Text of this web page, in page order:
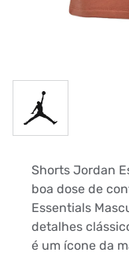
Shorts Jordan
boa dose de
Essentials
detalhes
é um ícone da